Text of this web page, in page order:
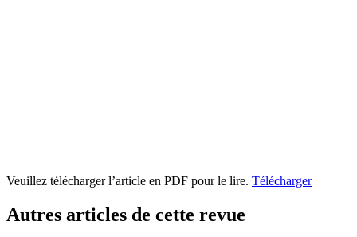
Veuillez télécharger l’article en PDF pour le lire. Télécharger
Autres articles de cette revue